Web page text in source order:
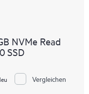
NVMe Read
SSD
Vergleichen